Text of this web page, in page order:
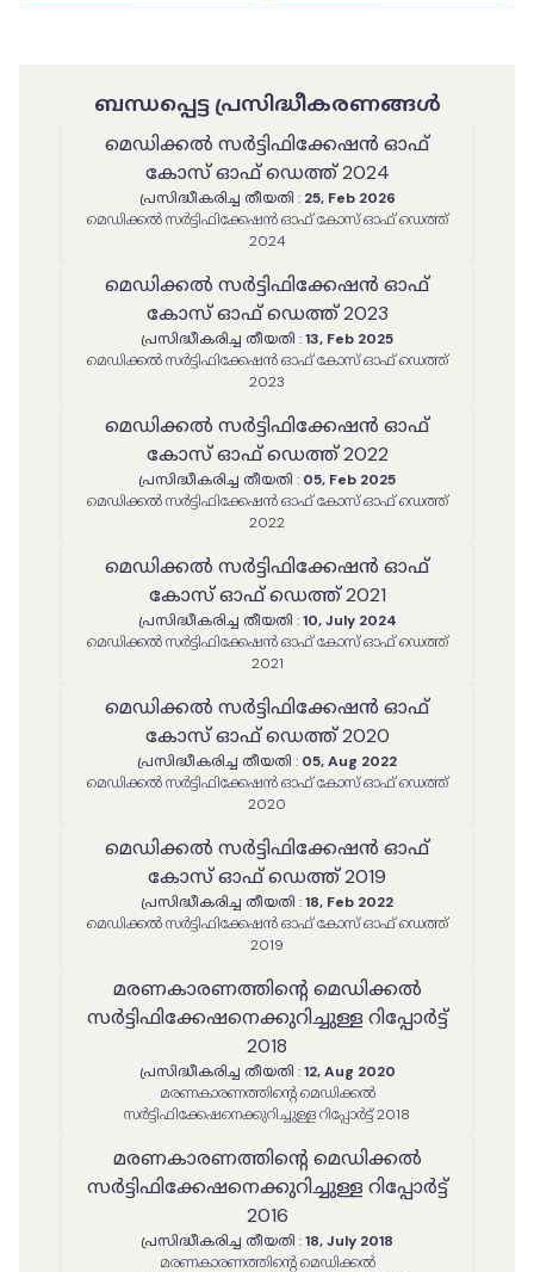
ബന്ധപ്പെട്ട പ്രസിദ്ധീകരണങ്ങൾ
മെഡിക്കൽ സർട്ടിഫിക്കേഷൻ ഓഫ്
കോസ് ഓഫ് ഡെത്ത് 2024
പ്രസിദ്ധീകരിച്ച തീയതി : 25, Feb 2026
മെഡിക്കൽ സർട്ടിഫിക്കേഷൻ ഓഫ് കോസ് ഓഫ് ഡെത്ത്
2024
മെഡിക്കൽ സർട്ടിഫിക്കേഷൻ ഓഫ്
കോസ് ഓഫ് ഡെത്ത് 2023
പ്രസിദ്ധീകരിച്ച തീയതി :13, Feb 2025
മെഡിക്കൽ സർട്ടിഫിക്കേഷൻ ഓഫ് കോസ് ഓഫ് ഡെത്ത്
2023
മെഡിക്കൽ സർട്ടിഫിക്കേഷൻ ഓഫ്
കോസ് ഓഫ് ഡെത്ത് 2022
പ്രസിദ്ധീകരിച്ച തീയതി : 05, Feb 2025
മെഡിക്കൽ സർട്ടിഫിക്കേഷൻ ഓഫ് കോസ് ഓഫ് ഡെത്ത്
2022
മെഡിക്കൽ സർട്ടിഫിക്കേഷൻ ഓഫ്
കോസ് ഓഫ് ഡെത്ത് 2021
പ്രസിദ്ധീകരിച്ച തീയതി : 10, July 2024
മെഡിക്കൽ സർട്ടിഫിക്കേഷൻ ഓഫ് കോസ് ഓഫ് ഡെത്ത്
2021
മെഡിക്കൽ സർട്ടിഫിക്കേഷൻ ഓഫ്
കോസ് ഓഫ് ഡെത്ത് 2020
പ്രസിദ്ധീകരിച്ച തീയതി : 05, Aug 2022
മെഡിക്കൽ സർട്ടിഫിക്കേഷൻ ഓഫ് കോസ് ഓഫ് ഡെത്ത്
2020
മെഡിക്കൽ സർട്ടിഫിക്കേഷൻ ഓഫ്
കോസ് ഓഫ് ഡെത്ത് 2019
പ്രസിദ്ധീകരിച്ച തീയതി :18, Feb 2022
മെഡിക്കൽ സർട്ടിഫിക്കേഷൻ ഓഫ് കോസ് ഓഫ് ഡെത്ത്
2019
മരണകാരണത്തിൻ്റെ മെഡിക്കൽ
സർട്ടിഫിക്കേഷനെക്കുറിച്ചുള്ള റിപ്പോർട്ട്
2018
പ്രസിദ്ധീകരിച്ച തീയതി : 12, Aug 2020
മരണകാരണത്തിൻ്റെ മെഡിക്കൽ
സർട്ടിഫിക്കേഷനെക്കുറിച്ചുള്ള റിപ്പോർട്ട് 2018
മരണകാരണത്തിൻ്റെ മെഡിക്കൽ
സർട്ടിഫിക്കേഷനെക്കുറിച്ചുള്ള റിപ്പോർട്ട്
2016
പ്രസിദ്ധീകരിച്ച തീയതി :18, July 2018
മരണകാരണത്തിൻ്റെ മെഡിക്കൽ